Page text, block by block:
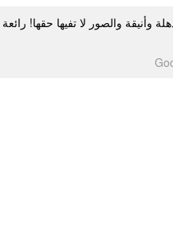
وأنيقة والصور لا تفيها حقها!